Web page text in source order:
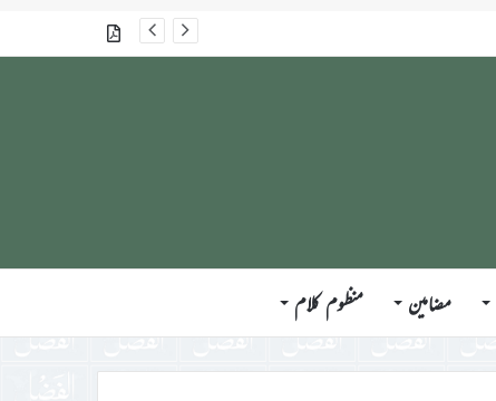
گذشتہ شمارے
مضامین منظوم کلام